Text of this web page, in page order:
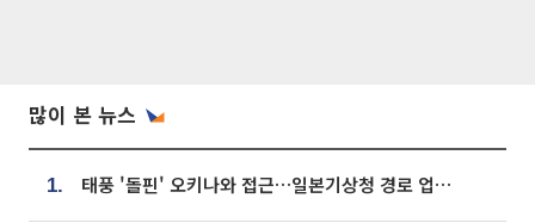
많이 본 뉴스
1. 태풍 '돌핀' 오키나와 접근…일본기상청 경로 업데이트